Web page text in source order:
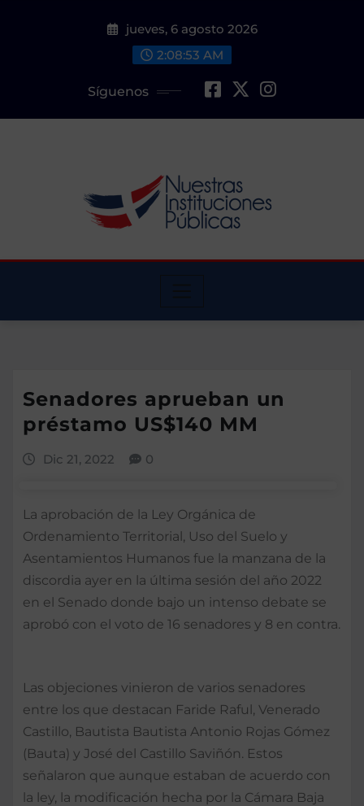
jueves, 6 agosto 2026
2:08:55 AM
Síguenos
Senadores aprueban un
préstamo US$140 MM
Dic 21, 2022 0
La aprobación de la Ley Orgánica de
Ordenamiento Territorial, Uso del Suelo y
Asentamientos Humanos fue la manzana de la
discordia ayer en la última sesión del año 2022
en el Senado donde bajo un intenso debate se
aprobó con el voto de 16 senadores y 8 en contra.
Las objeciones vinieron de varios senadores
entre los que destacan Faride Raful, Venerado
Castillo, Bautista Bautista Antonio Rojas Gómez
(Bauta) y José del Castillo Saviñón. Estos
señalaron que aunque estaban de acuerdo con
la ley, la modificación hecha por la Cámara Baja